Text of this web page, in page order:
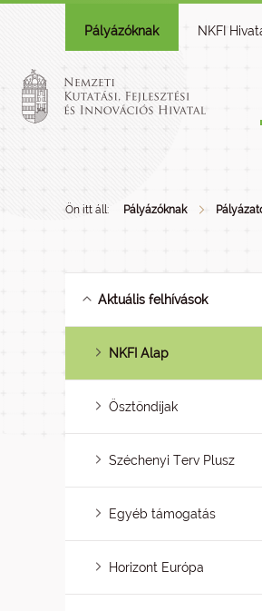
Pályázóknak NKFI
Ön itt áll: Pályázóknak
Aktuális felhívások
NKFI Alap
Ösztöndíjak
Széchenyi Terv Plusz
Egyéb támogatás
Horizont Európa